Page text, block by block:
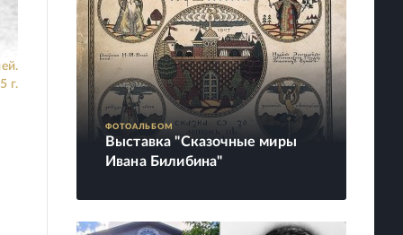
г.
ФОТОАЛЬБОМ
Выставка "Сказочные миры
Ивана Билибина"